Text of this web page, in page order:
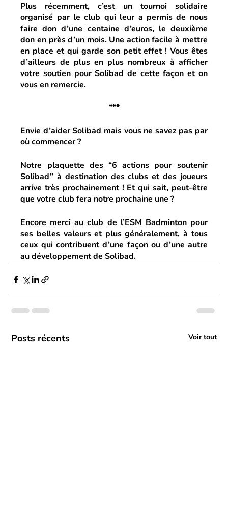
Plus récemment, c’est un tournoi solidaire
organisé par le club qui leur a permis de nous
faire don d’une centaine d’euros, le deuxième
don en près d’un mois. Une action facile à mettre
en place et qui garde son petit effet ! Vous êtes
d’ailleurs de plus en plus nombreux à afficher
votre soutien pour Solibad de cette façon et on
vous en remercie.
***
Envie d’aider Solibad mais vous ne savez pas par
où commencer ?
Notre plaquette des “6 actions pour soutenir
Solibad” à destination des clubs et des joueurs
arrive très prochainement ! Et qui sait, peut-être
que votre club fera notre prochaine une ?
Encore merci au club de l’ESM Badminton pour
ses belles valeurs et plus généralement, à tous
ceux qui contribuent d’une façon ou d’une autre
au développement de Solibad.
Posts récents Voir tout